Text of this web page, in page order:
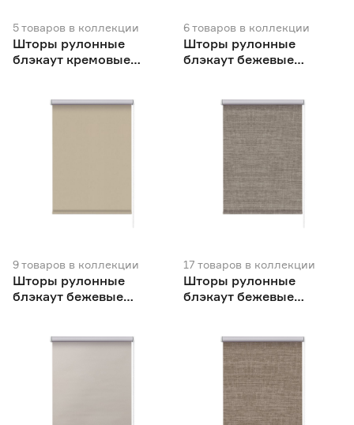
5товаров в коллекции
Шторы рулонные
блэкаут кремовые
6товаров в коллекции
Шторы рулонные
блэкаут бежевые
9товаров в коллекции
Шторы рулонные
блэкаут бежевые
17 товаров в коллекции
Шторы рулонные
блэкаут бежевые